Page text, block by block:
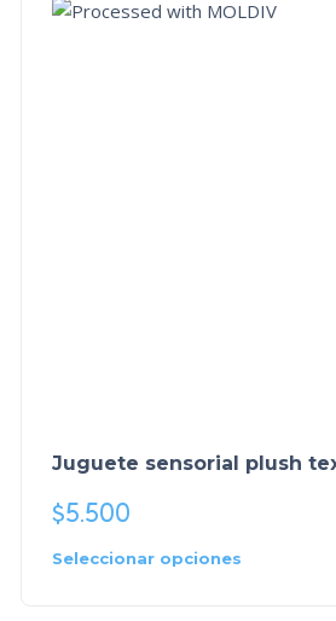
Juguete sensorial plush
$5.500
Seleccionar opciones